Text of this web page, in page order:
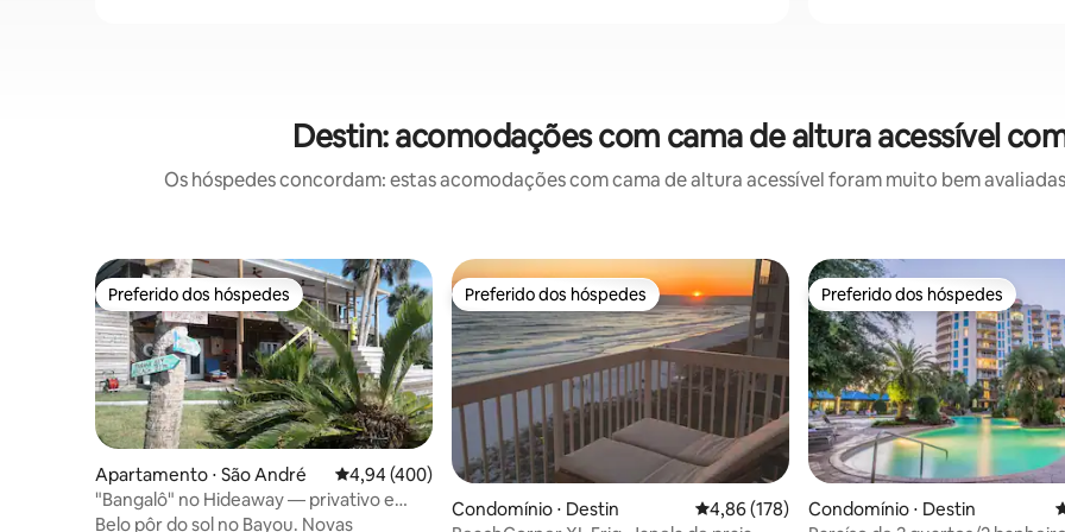
Destin: acomodações com cama de altura acessível
Os hóspedes concordam: estas acomodações com cama de altura acessível foram muito bem
Preferido dos hóspedes
Preferido dos hóspedes
Apartamento ⋅ São André 4,94 de uma avaliação média de 5, 400 avaliações
4,94 (400)
"Bangalô" no Hideaway — privativo e
com vista para a água
Belo pôr do sol no Bayou. Novas
Preferido dos hóspedes
Preferido dos hóspedes
Condomínio ⋅ Destin 4,86 de uma avaliação média de 5, 178
4,86 (178)
Preferido dos hóspedes
Preferido dos hóspedes
Condomínio ⋅ Destin